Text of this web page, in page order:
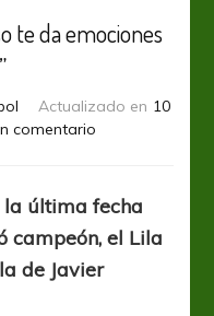
te da emociones
Actualizado en 10
comentario
“El
Ascenso
te
da
la última fecha
campeón, el Lila
de Javier